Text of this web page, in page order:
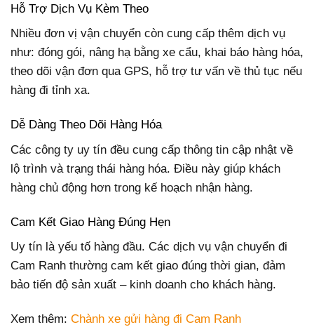
Hỗ Trợ Dịch Vụ Kèm Theo
Nhiều đơn vị vận chuyển còn cung cấp thêm dịch vụ
như: đóng gói, nâng hạ bằng xe cẩu, khai báo hàng hóa,
theo dõi vận đơn qua GPS, hỗ trợ tư vấn về thủ tục nếu
hàng đi tỉnh xa.
Dễ Dàng Theo Dõi Hàng Hóa
Các công ty uy tín đều cung cấp thông tin cập nhật về
lộ trình và trạng thái hàng hóa. Điều này giúp khách
hàng chủ động hơn trong kế hoạch nhận hàng.
Cam Kết Giao Hàng Đúng Hẹn
Uy tín là yếu tố hàng đầu. Các dịch vụ vận chuyển đi
Cam Ranh thường cam kết giao đúng thời gian, đảm
bảo tiến độ sản xuất – kinh doanh cho khách hàng.
Xem thêm: Chành xe gửi hàng đi Cam Ranh